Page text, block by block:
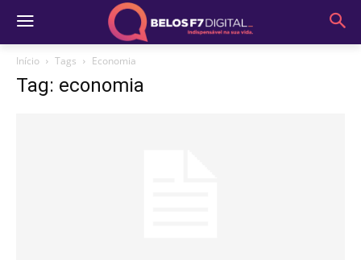
Início Tags Economia
Tag: economia